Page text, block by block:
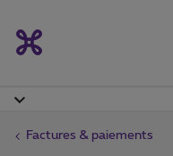
Factures & paiements